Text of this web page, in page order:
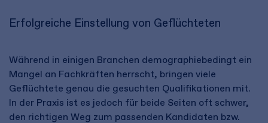
Erfolgreiche Einstellung von Geflüchteten
Während in einigen Branchen demographiebedingt ein
Mangel an Fachkräften herrscht, bringen viele
Geflüchtete genau die gesuchten Qualifikationen mit.
In der Praxis ist es jedoch für beide Seiten oft schwer,
den richtigen Weg zum passenden Kandidaten bzw.